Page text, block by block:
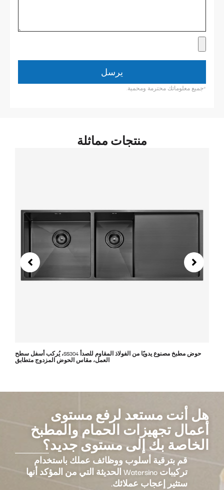
يرسل
*جميع معلوماتك محترمة ومحمية.
منتجات مماثلة
حوض مطبخ مصنوع يدويًا من الفولاذ المقاوم للصدأ SS304، يُركب أسفل سطح
العمل، مقاس الحوض المزدوج متطابق
هل أنت مستعد لرفع مستوى
أعمال تجهيزات الحمام والمطبخ
الخاصة بك إلى مستوى جديد؟
قم بترقية أسلوب ووظائف عملك باستخدام
تركيبات Watersino الحديثة التي من المؤكد أنها
ستثير إعجاب عملائك.